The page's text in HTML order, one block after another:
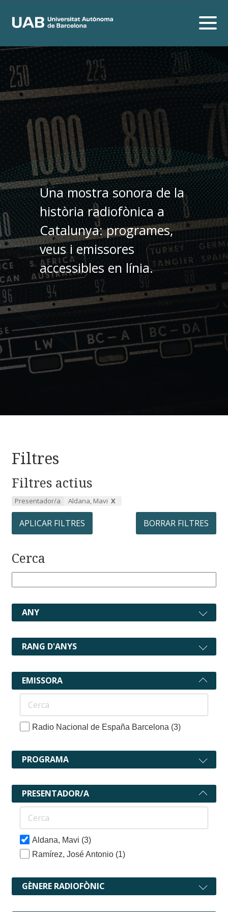
Una mostra sonora de la
història radiofònica a
Catalunya: programes,
veus i emissores
accessibles en línia.
Filtres
Filtres actius
Presentador/a Aldana, Mavi
APLICAR FILTRES BORRAR FILTRES
Cerca
ANY
RANG D'ANYS
EMISSORA
Radio Nacional de España Barcelona (3)
PROGRAMA
PRESENTADOR/A
Aldana, Mavi (3)
Ramírez, José Antonio (1)
GÈNERE RADIOFÒNIC